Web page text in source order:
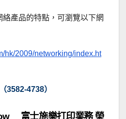
產品的特點，可瀏覽以下網
hk/2009/networking/index.ht
3582-4738）
富士施樂打印業務 榮